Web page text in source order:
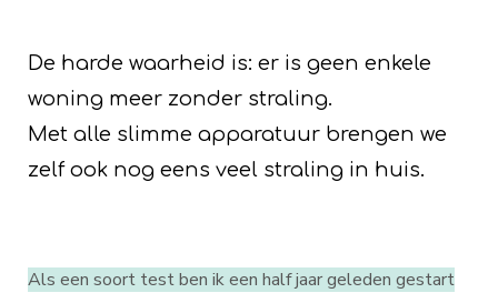
De harde waarheid is: er is geen enkele
woning meer zonder straling.
Met alle slimme apparatuur brengen we
zelf ook nog eens veel straling in huis.
Als een soort test ben ik een half jaar geleden gestart